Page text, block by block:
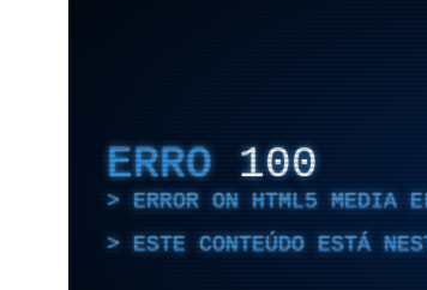
ERRO 100
ERROR ON HTML5 MEDIA
ESTE CONTEÚDO ESTÁ